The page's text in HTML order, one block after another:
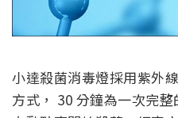
小達殺菌消毒燈採用紫外
方式， 30 分鐘為一次完